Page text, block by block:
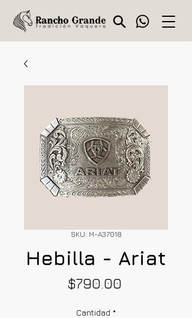
SKU: M-A37018
Hebilla - Ariat
$790.00
Cantidad *